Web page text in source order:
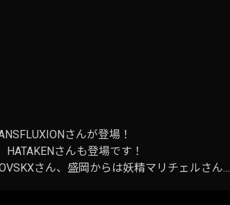
さんが登場！
さんも登場です！
さん、盛岡からは妖精マリチェルさん…